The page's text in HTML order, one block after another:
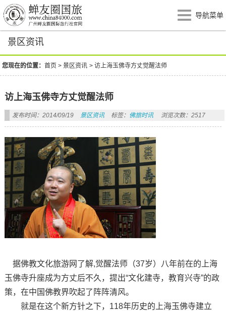
导航菜单
景区资讯
您现在的位置：首页 >景区资讯 >访上海玉佛寺方丈觉醒法师
访上海玉佛寺方丈觉醒法师
发布时间：2014/09/19 景区资讯 标签： 佛旅时讯 浏览次数：2517
据佛教文化旅游网了解,觉醒法师（37岁）八年前在的上海
玉佛寺升座成为方丈后不久，提出“文化建寺，教育兴寺”的政
策，在中国佛教界吹起了阵阵清风。
就是在这个新方针之下，118年历史的上海玉佛寺建立